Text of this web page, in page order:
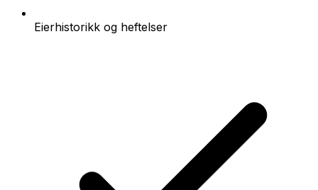
Eierhistorikk og heftelser